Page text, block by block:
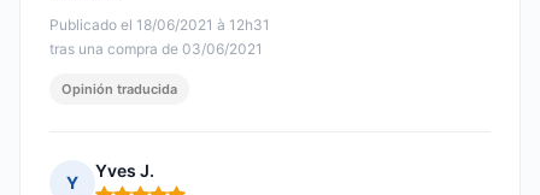
Publicado el 18/06/2021 à 12h31
tras una compra de 03/06/2021
Opinión traducida
Y
Yves J.